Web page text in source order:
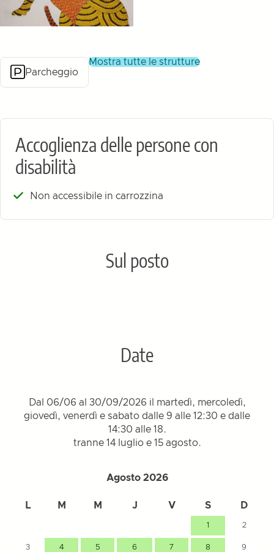
Parcheggio
mostra tutte le strutture
Accoglienza delle persone con
disabilità
Non accessibile in carrozzina
Sul posto
Date
Dal 06/06 al 30/09/2026 il martedì, mercoledì,
giovedì, venerdì e sabato dalle 9 alle 12:30 e dalle
14:30 alle 18.
tranne 14 luglio e 15 agosto.
Agosto 2026
L M M J V S D
1 2
3 4 5 6 7 8 9